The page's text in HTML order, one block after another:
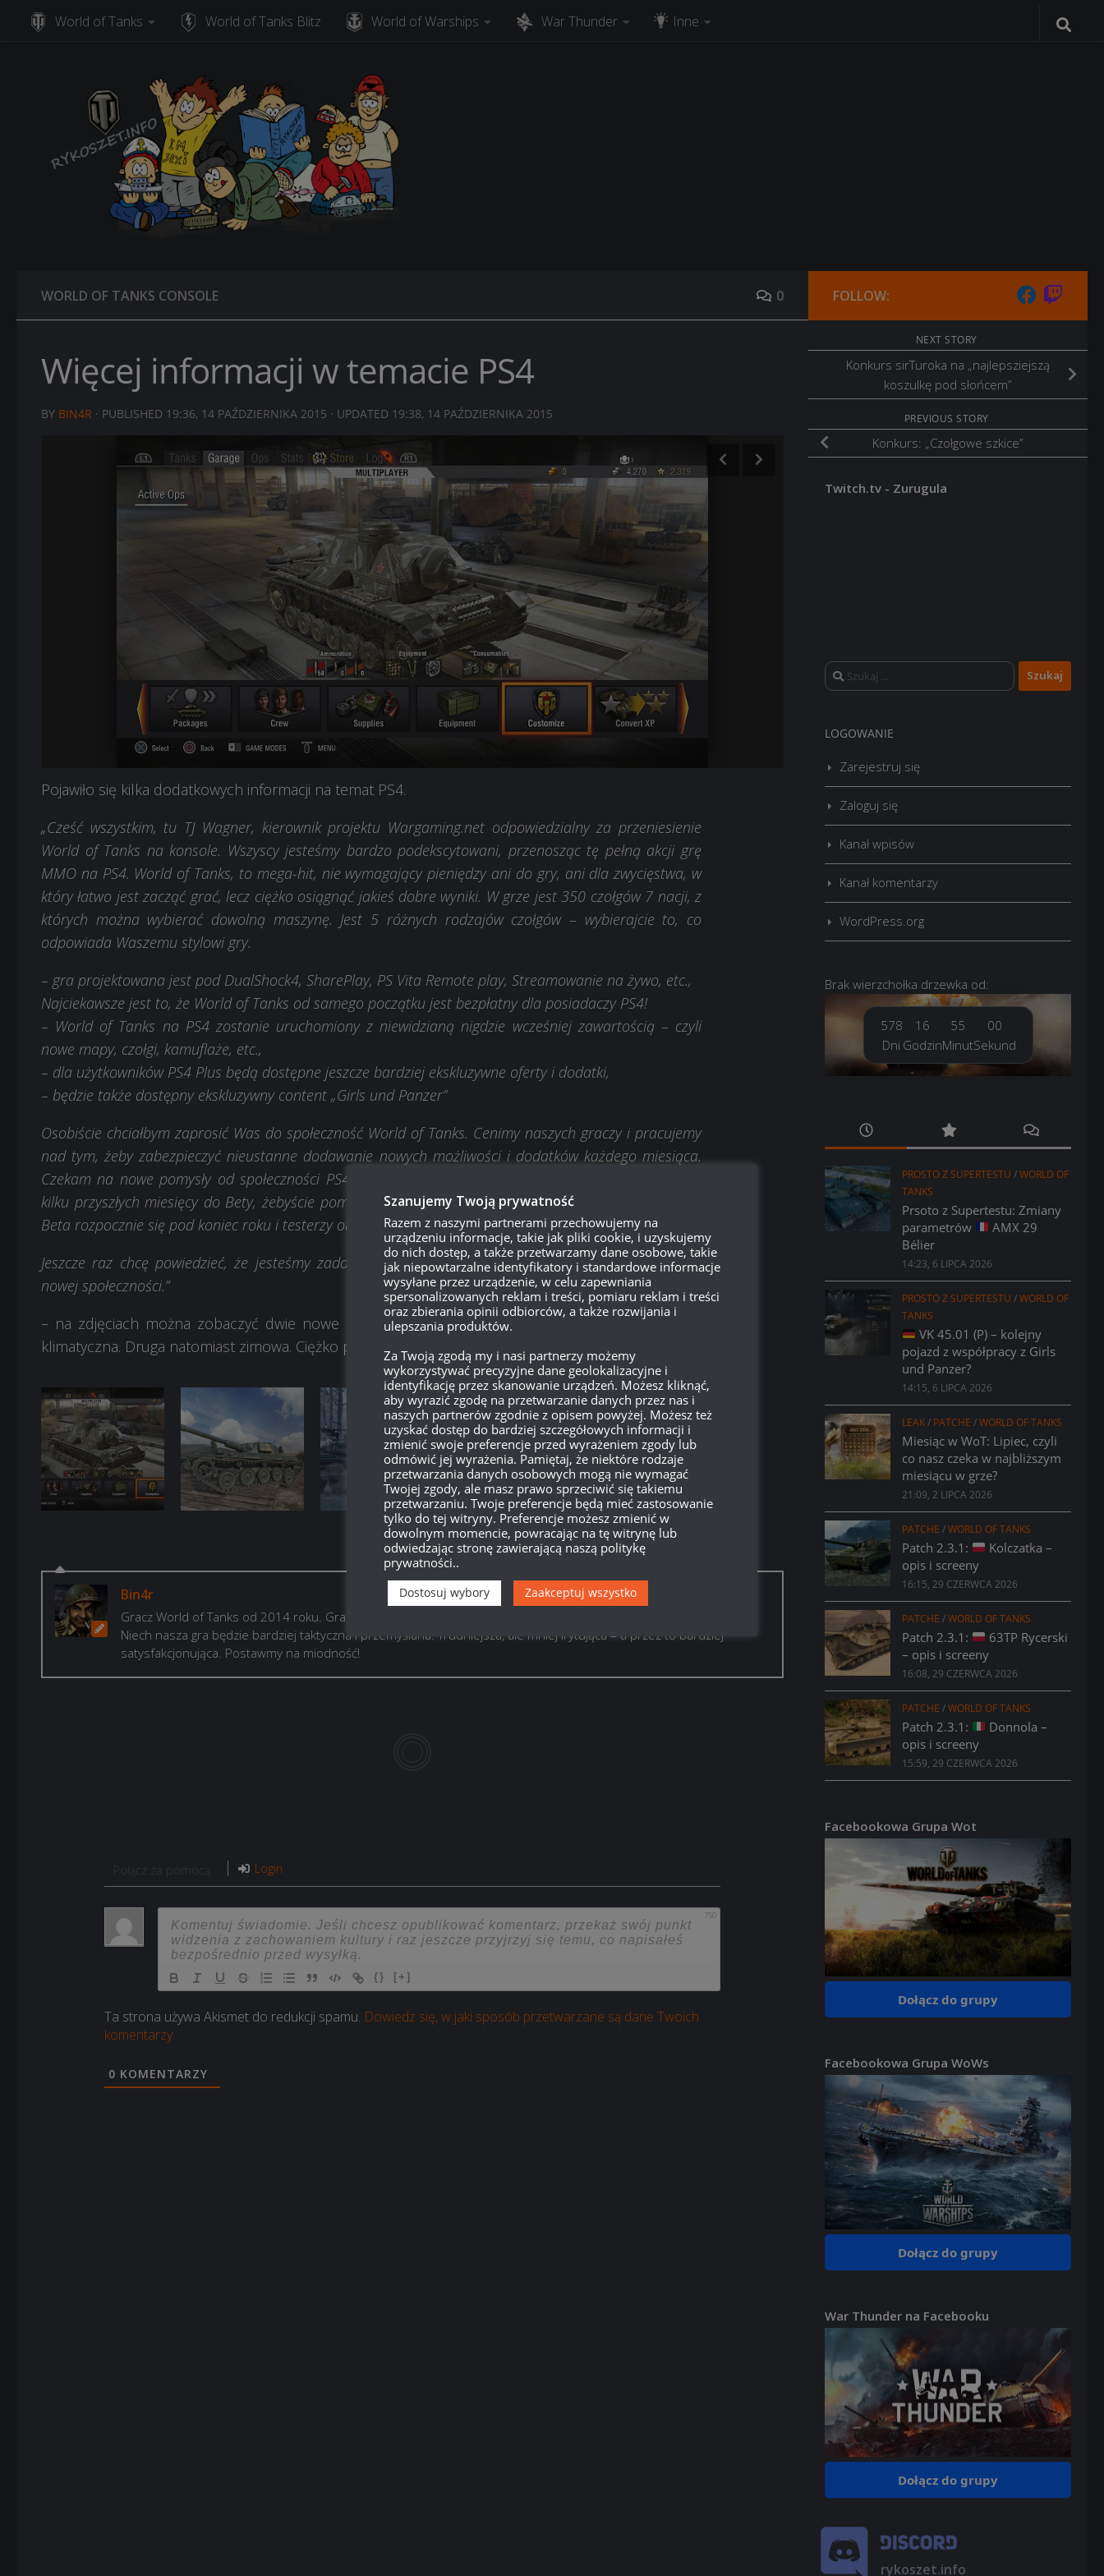
Skip to content
World of Tanks World of Tanks Blitz World of Warships War Thunder Inne
WORLD OF TANKS CONSOLE 0
Więcej informacji w temacie PS4
BY BIN4R · PUBLISHED 19:36, 14 PAŹDZIERNIKA 2015 · UPDATED 19:38, 14 PAŹDZIERNIKA 2015
Pojawiło się kilka dodatkowych informacji na temat PS4.
„Cześć wszystkim, tu TJ Wagner, kierownik projektu Wargaming.net odpowiedzialny za przeniesienie
World of Tanks na konsole. Wszyscy jesteśmy bardzo podekscytowani, przenosząc tę pełną akcji grę
MMO na PS4. World of Tanks, to mega-hit, nie wymagający pieniędzy ani do gry, ani dla zwycięstwa, w
który łatwo jest zacząć grać, lecz ciężko osiągnąć jakieś dobre wyniki. W grze jest 350 czołgów 7 nacji, z
których można wybierać dowolną maszynę. Jest 5 różnych rodzajów czołgów – wybierajcie to, co
odpowiada Waszemu stylowi gry.
– gra projektowana jest pod DualShock4, SharePlay, PS Vita Remote play, Streamowanie na żywo, etc.,
Najciekawsze jest to, że World of Tanks od samego początku jest bezpłatny dla posiadaczy PS4!
– World of Tanks na PS4 zostanie uruchomiony z niewidzianą nigdzie wcześniej zawartością – czyli
nowe mapy, czołgi, kamuflaże, etc.,
– dla użytkowników PS4 Plus będą dostępne jeszcze bardziej ekskluzywne oferty i dodatki,
– będzie także dostępny ekskluzywny content „Girls und Panzer”
Osobiście chciałbym zaprosić Was do społeczność World of Tanks. Cenimy naszych graczy i pracujemy
nad tym, żeby zabezpieczyć nieustanne dodawanie nowych możliwości i dodatków każdego miesiąca.
Czekam na nowe pomysły od społeczności PS4. Również zapraszam Was do dołączenia w przeciągu
kilku przyszłych miesięcy do Bety, żebyście pomogli zorganizować i zakończyć grę przed jej wydaniem.
Beta rozpocznie się pod koniec roku i testerzy otrzymają specjalne nagrody za udział.
Jeszcze raz chcę powiedzieć, że jesteśmy zadowoleni z przedstawienia konsolowego World of Tanks
nowej społeczności.”
– na zdjęciach można zobaczyć dwie nowe ekskluzywne mapy. Jedna z nich jest bardzo duża i
klimatyczna. Druga natomiast zimowa. Ciężko powiedzieć coś więcej.
Bin4r
Gracz World of Tanks od 2014 roku. Gram, bo jestem pasjonatem i wiem, że większość graczy w WoT to pasjonaci.
Niech nasza gra będzie bardziej taktyczna i przemyślana. Trudniejsza, ale mniej irytująca – a przez to bardziej
satysfakcjonująca. Postawmy na miodność!
Login
750
{} [+]
Ta strona używa Akismet do redukcji spamu. Dowiedz się, w jaki sposób przetwarzane są dane Twoich
komentarzy.
0 KOMENTARZY
FOLLOW:
NEXT STORY
Konkurs sirTuroka na „najlepsziejszą
koszulkę pod słońcem”
PREVIOUS STORY
Konkurs: „Czołgowe szkice”
Twitch.tv - Zurugula
Szukaj:
LOGOWANIE
Zarejestruj się
Zaloguj się
Kanał wpisów
Kanał komentarzy
WordPress.org
Brak wierzchołka drzewka od:
578
Dni
16
Godzin
55
Minut
01
Sekund
PROSTO Z SUPERTESTU /WORLD OF
TANKS
Prsoto z Supertestu: Zmiany
parametrów
AMX 29
Bélier
14:23, 6 LIPCA 2026
PROSTO Z SUPERTESTU /WORLD OF
TANKS
VK 45.01 (P) – kolejny
pojazd z współpracy z Girls
und Panzer?
14:15, 6 LIPCA 2026
LEAK/ PATCHE /WORLD OF TANKS
Miesiąc w WoT: Lipiec, czyli
co nasz czeka w najbliższym
miesiącu w grze?
21:09, 2 LIPCA 2026
PATCHE /WORLD OF TANKS
Patch 2.3.1:
Kolczatka –
opis i screeny
16:15, 29 CZERWCA 2026
PATCHE /WORLD OF TANKS
Patch 2.3.1:
63TP Rycerski
– opis i screeny
16:08, 29 CZERWCA 2026
PATCHE /WORLD OF TANKS
Patch 2.3.1:
Donnola –
opis i screeny
15:59, 29 CZERWCA 2026
Facebookowa Grupa Wot
Dołącz do grupy
Facebookowa Grupa WoWs
Dołącz do grupy
War Thunder na Facebooku
Dołącz do grupy
rykoszet.info
Szanujemy Twoją prywatność
Razem z naszymi partnerami przechowujemy na
urządzeniu informacje, takie jak pliki cookie, i uzyskujemy
do nich dostęp, a także przetwarzamy dane osobowe, takie
jak niepowtarzalne identyfikatory i standardowe informacje
wysyłane przez urządzenie, w celu zapewniania
spersonalizowanych reklam i treści, pomiaru reklam i treści
oraz zbierania opinii odbiorców, a także rozwijania i
ulepszania produktów.
Za Twoją zgodą my i nasi partnerzy możemy
wykorzystywać precyzyjne dane geolokalizacyjne i
identyfikację przez skanowanie urządzeń. Możesz kliknąć,
aby wyrazić zgodę na przetwarzanie danych przez nas i
naszych partnerów zgodnie z opisem powyżej. Możesz też
uzyskać dostęp do bardziej szczegółowych informacji i
zmienić swoje preferencje przed wyrażeniem zgody lub
odmówić jej wyrażenia. Pamiętaj, że niektóre rodzaje
przetwarzania danych osobowych mogą nie wymagać
Twojej zgody, ale masz prawo sprzeciwić się takiemu
przetwarzaniu. Twoje preferencje będą mieć zastosowanie
tylko do tej witryny. Preferencje możesz zmienić w
dowolnym momencie, powracając na tę witrynę lub
odwiedzając stronę zawierającą naszą politykę
prywatności..
Dostosuj wybory Zaakceptuj wszystko